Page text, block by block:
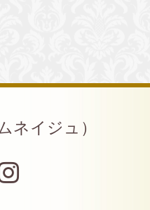
ネイジュ）